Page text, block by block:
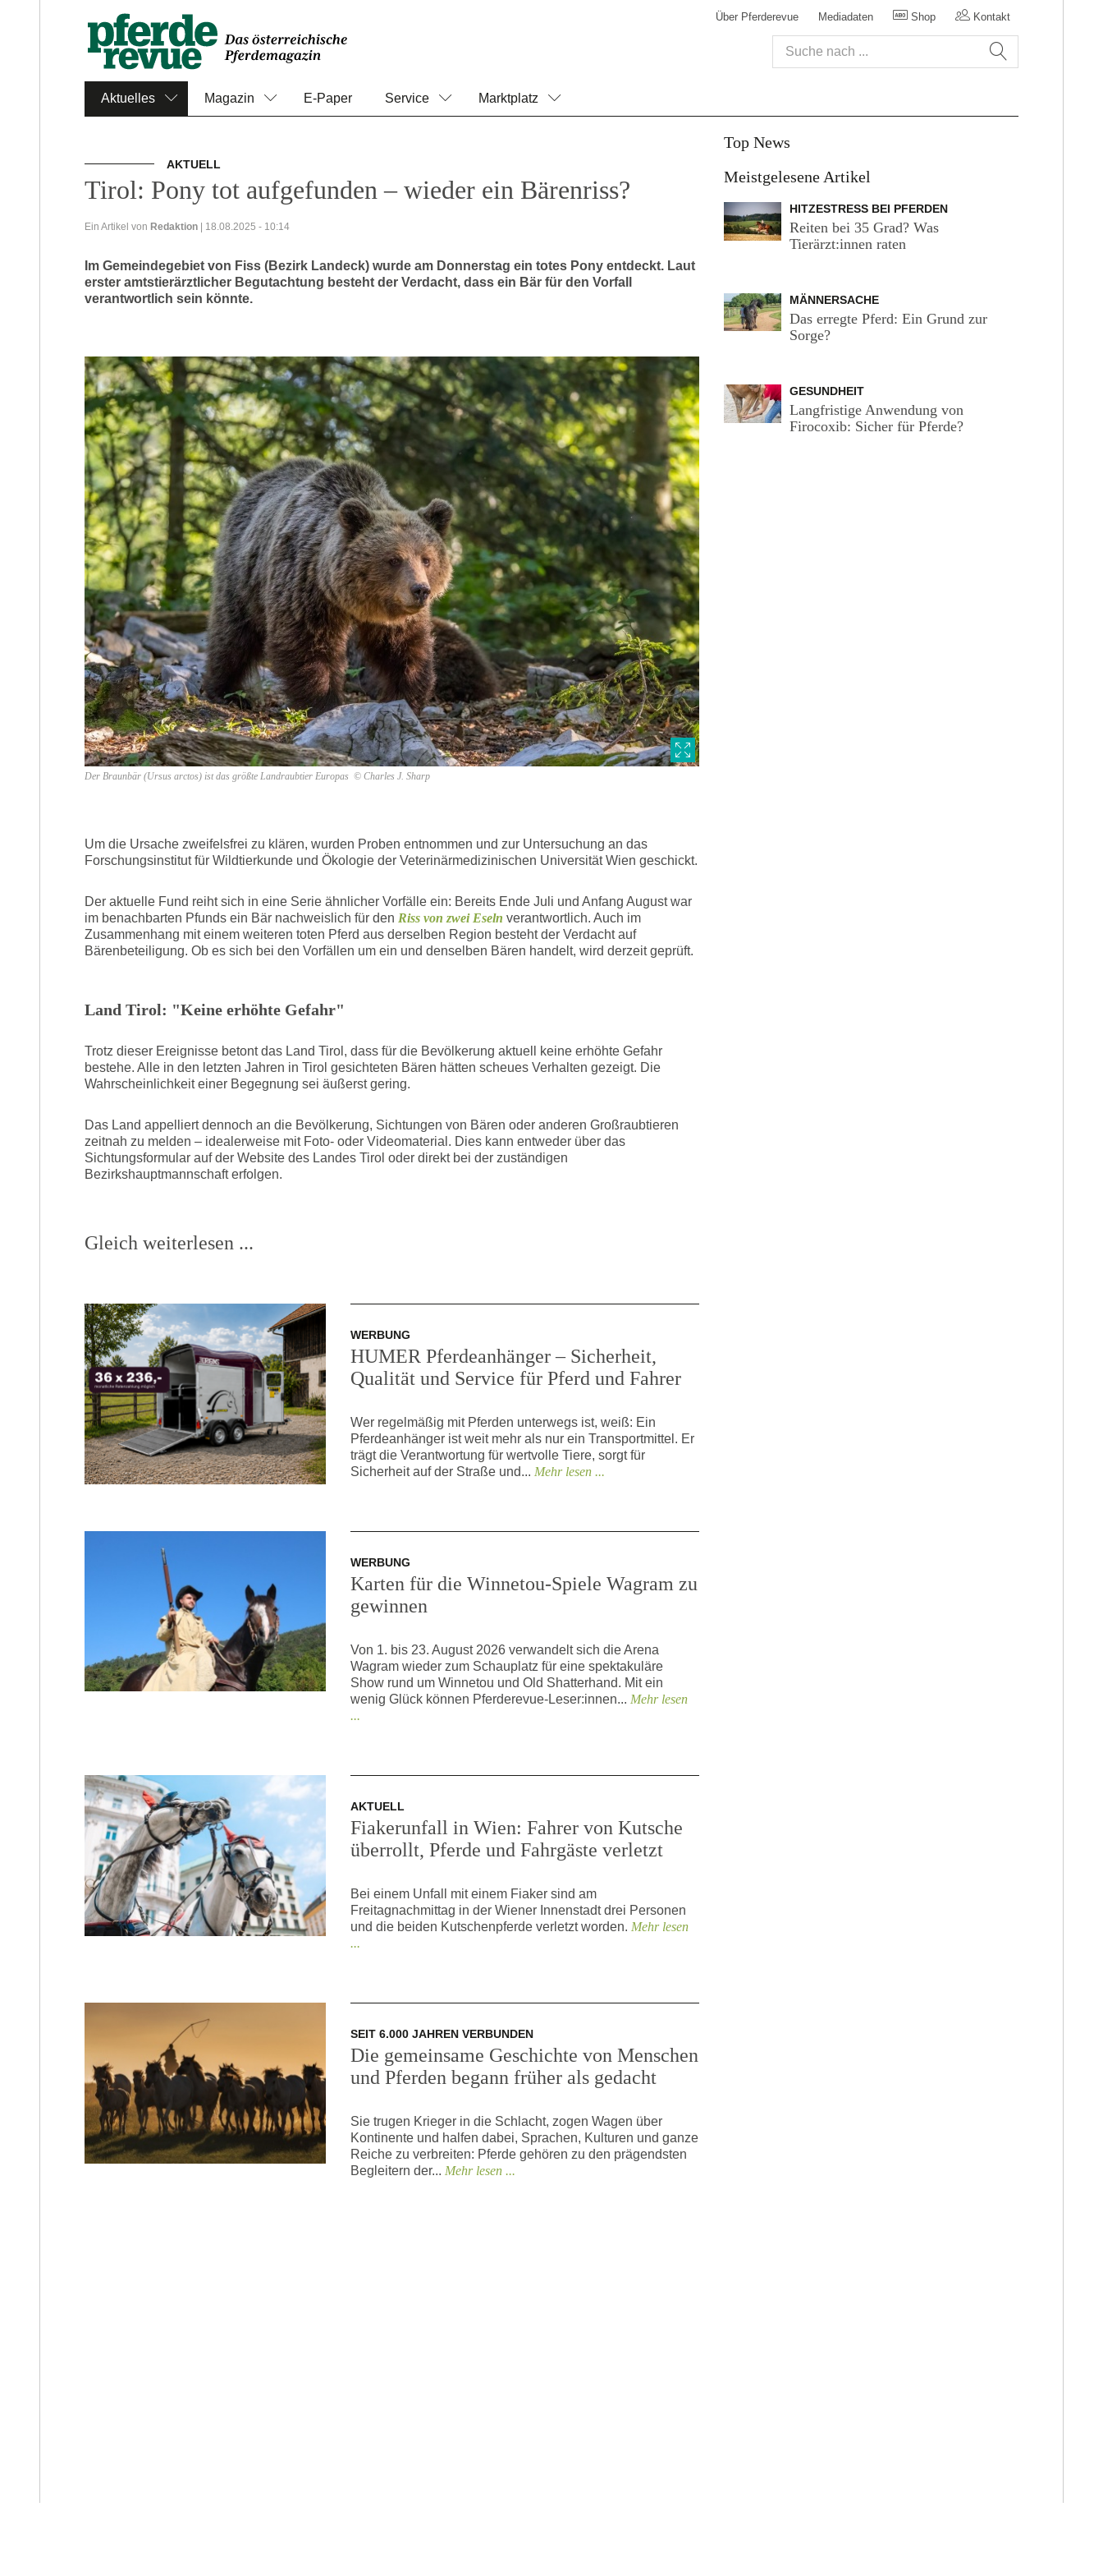
Über Pferderevue Mediadaten Shop Kontakt
Aktuelles Magazin E-Paper Service Marktplatz
AKTUELL
Tirol: Pony tot aufgefunden – wieder ein Bärenriss?
Ein Artikel von Redaktion | 18.08.2025 - 10:14
Im Gemeindegebiet von Fiss (Bezirk Landeck) wurde am Donnerstag ein totes Pony entdeckt. Laut
erster amtstierärztlicher Begutachtung besteht der Verdacht, dass ein Bär für den Vorfall
verantwortlich sein könnte.
Der Braunbär (Ursus arctos) ist das größte Landraubtier Europas © Charles J. Sharp
Um die Ursache zweifelsfrei zu klären, wurden Proben entnommen und zur Untersuchung an das
Forschungsinstitut für Wildtierkunde und Ökologie der Veterinärmedizinischen Universität Wien geschickt.
Der aktuelle Fund reiht sich in eine Serie ähnlicher Vorfälle ein: Bereits Ende Juli und Anfang August war
im benachbarten Pfunds ein Bär nachweislich für den Riss von zwei Eseln verantwortlich. Auch im
Zusammenhang mit einem weiteren toten Pferd aus derselben Region besteht der Verdacht auf
Bärenbeteiligung. Ob es sich bei den Vorfällen um ein und denselben Bären handelt, wird derzeit geprüft.
Land Tirol: "Keine erhöhte Gefahr"
Trotz dieser Ereignisse betont das Land Tirol, dass für die Bevölkerung aktuell keine erhöhte Gefahr
bestehe. Alle in den letzten Jahren in Tirol gesichteten Bären hätten scheues Verhalten gezeigt. Die
Wahrscheinlichkeit einer Begegnung sei äußerst gering.
Das Land appelliert dennoch an die Bevölkerung, Sichtungen von Bären oder anderen Großraubtieren
zeitnah zu melden – idealerweise mit Foto- oder Videomaterial. Dies kann entweder über das
Sichtungsformular auf der Website des Landes Tirol oder direkt bei der zuständigen
Bezirkshauptmannschaft erfolgen.
Gleich weiterlesen ...
WERBUNG
HUMER Pferdeanhänger – Sicherheit,
Qualität und Service für Pferd und Fahrer
Wer regelmäßig mit Pferden unterwegs ist, weiß: Ein
Pferdeanhänger ist weit mehr als nur ein Transportmittel. Er
trägt die Verantwortung für wertvolle Tiere, sorgt für
Sicherheit auf der Straße und... Mehr lesen ...
WERBUNG
Karten für die Winnetou-Spiele Wagram zu
gewinnen
Von 1. bis 23. August 2026 verwandelt sich die Arena
Wagram wieder zum Schauplatz für eine spektakuläre
Show rund um Winnetou und Old Shatterhand. Mit ein
wenig Glück können Pferderevue-Leser:innen... Mehr lesen
...
AKTUELL
Fiakerunfall in Wien: Fahrer von Kutsche
überrollt, Pferde und Fahrgäste verletzt
Bei einem Unfall mit einem Fiaker sind am
Freitagnachmittag in der Wiener Innenstadt drei Personen
und die beiden Kutschenpferde verletzt worden. Mehr lesen
...
SEIT 6.000 JAHREN VERBUNDEN
Die gemeinsame Geschichte von Menschen
und Pferden begann früher als gedacht
Sie trugen Krieger in die Schlacht, zogen Wagen über
Kontinente und halfen dabei, Sprachen, Kulturen und ganze
Reiche zu verbreiten: Pferde gehören zu den prägendsten
Begleitern der... Mehr lesen ...
Top News
Meistgelesene Artikel
HITZESTRESS BEI PFERDEN
Reiten bei 35 Grad? Was
Tierärzt:innen raten
MÄNNERSACHE
Das erregte Pferd: Ein Grund zur
Sorge?
GESUNDHEIT
Langfristige Anwendung von
Firocoxib: Sicher für Pferde?